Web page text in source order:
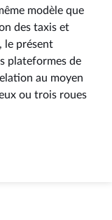
modèle que
des taxis et
le présent
plateformes de
au moyen
ou trois roues